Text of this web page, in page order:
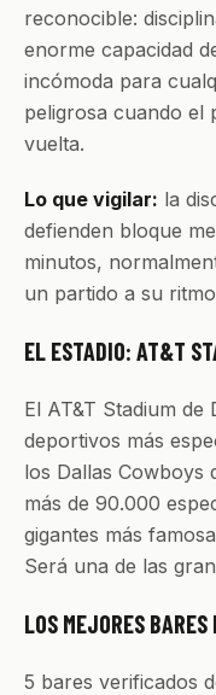
reconocible:
enorme capacidad
incómoda para
peligrosa cuando el
vuelta.
Lo que vigilar: la
defienden bloque
minutos,
un partido a su
EL ESTADIO: AT&T
El AT&T Stadium
deportivos más
los Dallas Cowboys
más de 90.000
gigantes más
Será una de las
LOS MEJORES
5 bares verificados